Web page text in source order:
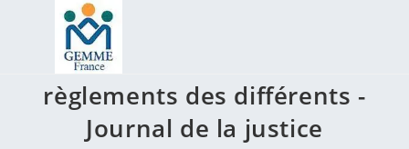
Les modes alternatifs de
règlements des différents -
Journal de la justice